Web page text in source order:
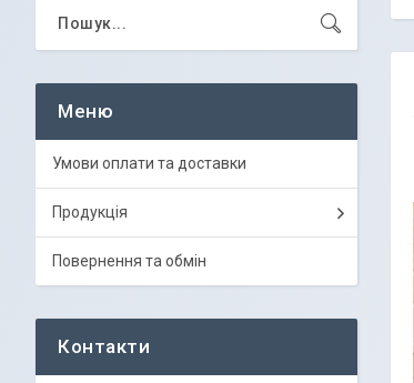
Умови оплати та доставки
Продукція
Повернення та обмін